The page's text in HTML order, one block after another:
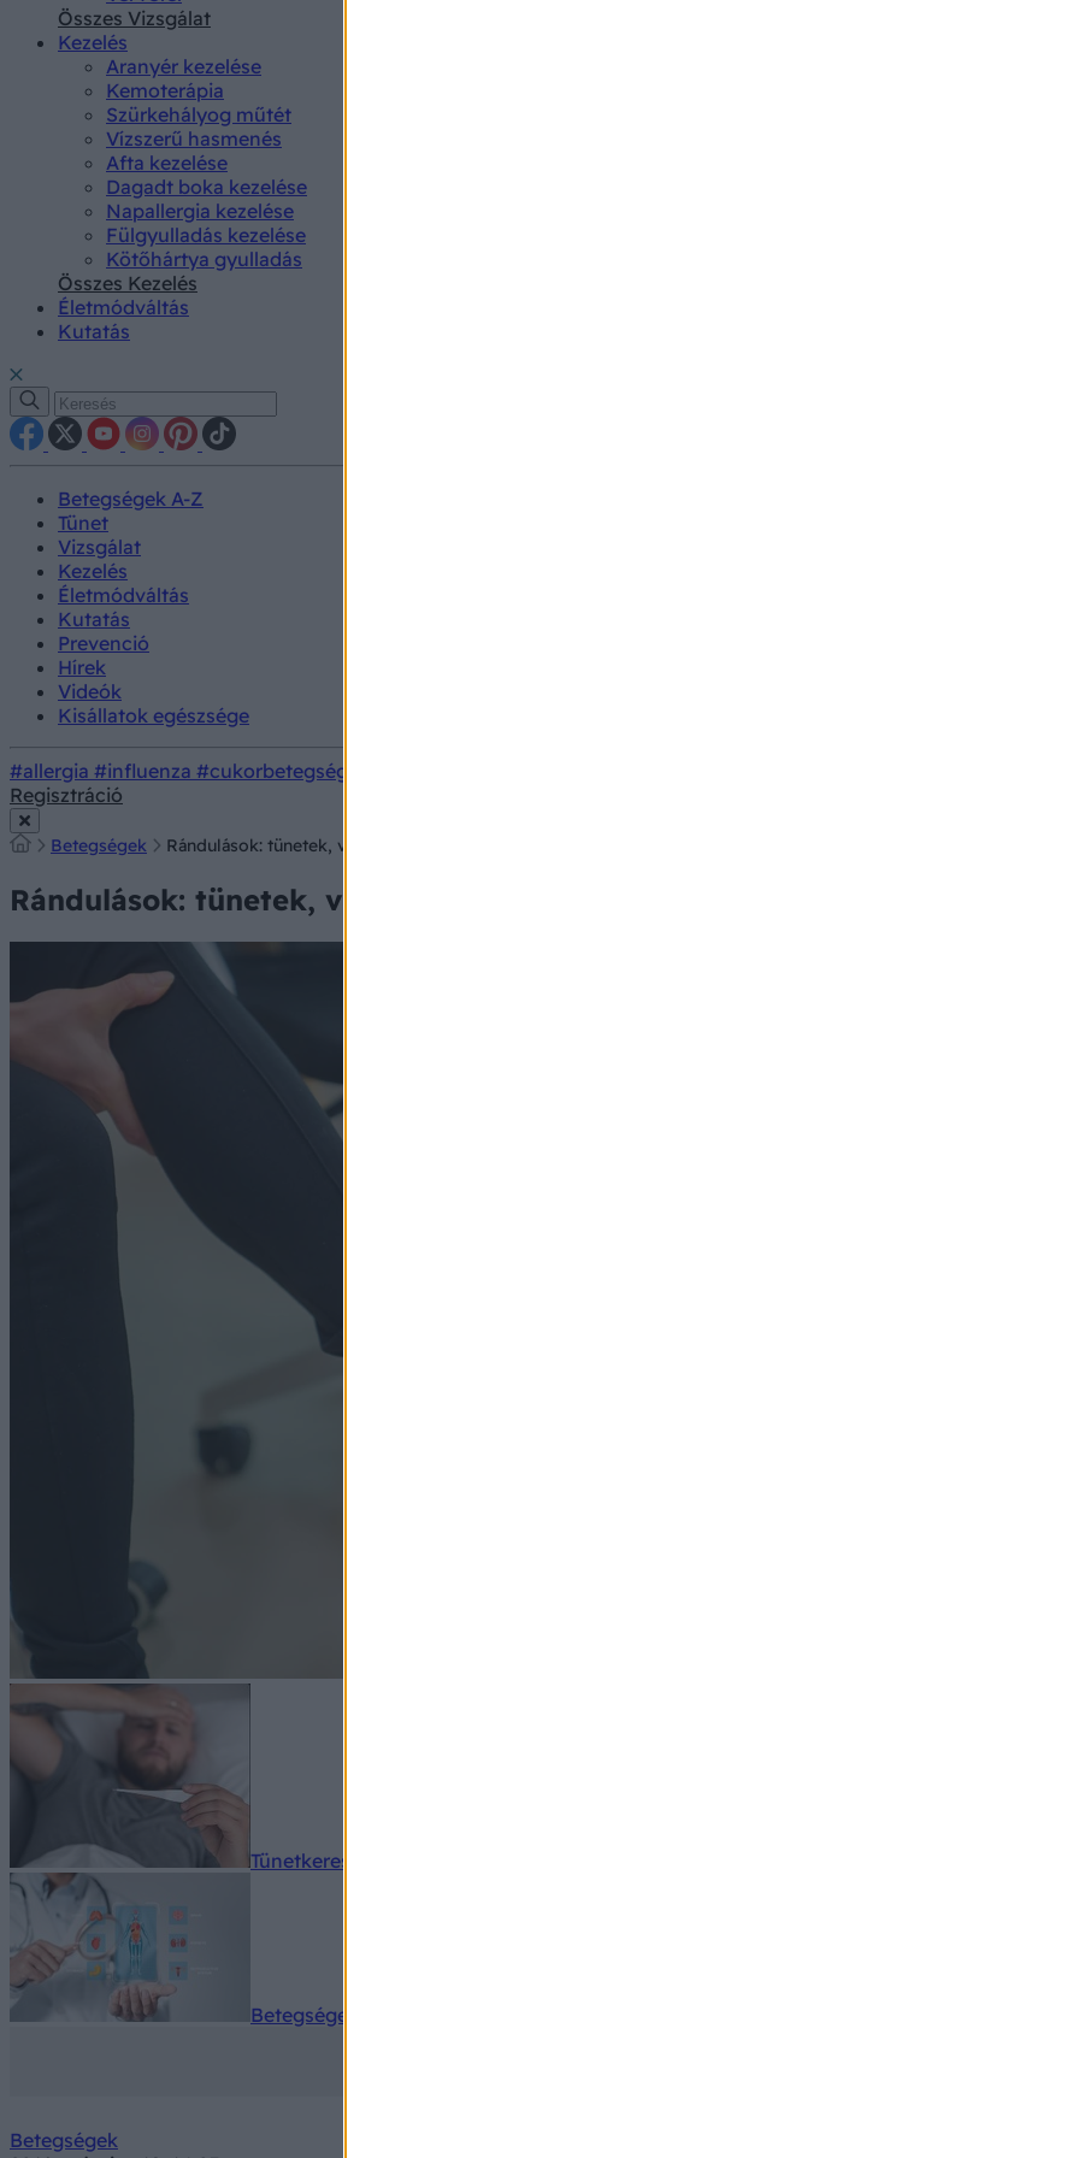
Összes Vizsgálat
Kezelés
Aranyér kezelése
Kemoterápia
Szürkehályog műtét
Vízszerű hasmenés
Afta kezelése
Dagadt boka kezelése
Napallergia kezelése
Fülgyulladás kezelése
Kötőhártya gyulladás
Összes Kezelés
Életmódváltás
Kutatás
Betegségek A-Z
Tünet
Vizsgálat
Kezelés
Életmódváltás
Kutatás
Prevenció
Hírek
Videók
Kisállatok egészsége
#allergia #influenza #cukorbetegség
Regisztráció
Betegségek Rándulások: tünetek, vizsgálatok és kezelések
Rándulások: tünetek, vizsgálatok és kezelések
Tünetkereső
Betegségek A-Z
Betegségek